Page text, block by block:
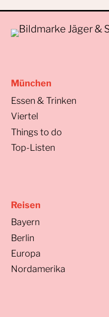
München
Essen & Trinken
Viertel
Things to do
Top-Listen
Reisen
Bayern
Berlin
Europa
Nordamerika